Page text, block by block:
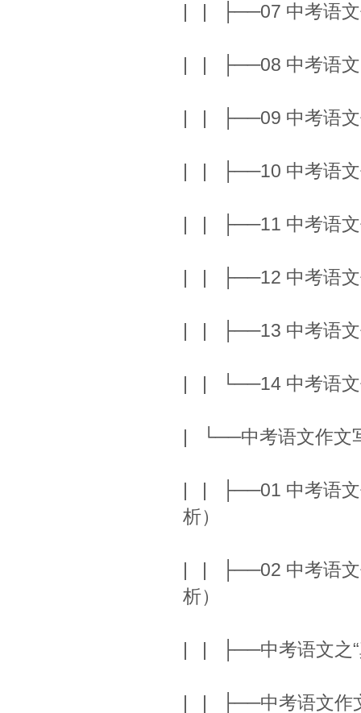
| | ├──07 中考语文
| | ├──08 中考语文-
| | ├──09 中考语
| | ├──10 中考语文
| | ├──11 中考语文
| | ├──12 中考语文
| | ├──13 中考语文
| | └──14 中考语文
| └──中考语文作文
| | ├──01 中考语文
析）
| | ├──02 中考语文
析）
| | ├──中考语文之“
| | ├──中考语文作